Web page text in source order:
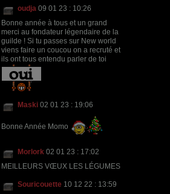
oudja 09 01 23 : 10:26
Bonne année à tous et un grand
merci au fondateur légendaire de la
guilde ! Si tu passes sur New world
viens faire un coucou on a recruté et
ils ont tous entendu parler de toi
Maski 02 01 23 : 19:06
Bonne Année Momo
Morlork 02 01 23 : 17:02
MEILLEURS VŒUX LES LÉGUMES
Souricouette 10 12 22 : 13:59